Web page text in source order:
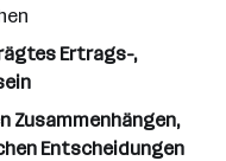
Ertrags-,
Entscheidungen